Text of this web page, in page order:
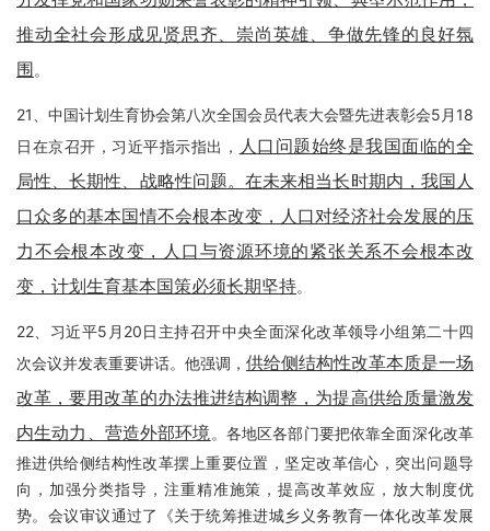
推动全社会形成见贤思齐、崇尚英雄、争做先锋的良好氛
围。
21、中国计划生育协会第八次全国会员代表大会暨先进表彰会5月18
日在京召开，习近平指示指出， 人口问题始终是我国面临的全
局性、长期性、战略性问题。在未来相当长时期内，我国人
口众多的基本国情不会根本改变，人口对经济社会发展的压
力不会根本改变，人口与资源环境的紧张关系不会根本改
变，计划生育基本国策必须长期坚持。
22、习近平5月20日主持召开中央全面深化改革领导小组第二十四
次会议并发表重要讲话。他强调， 供给侧结构性改革本质是一场
改革，要用改革的办法推进结构调整，为提高供给质量激发
内生动力、营造外部环境。各地区各部门要把依靠全面深化改革
推进供给侧结构性改革摆上重要位置，坚定改革信心，突出问题导
向，加强分类指导，注重精准施策，提高改革效应，放大制度优
势。会议审议通过了《关于统筹推进城乡义务教育一体化改革发展